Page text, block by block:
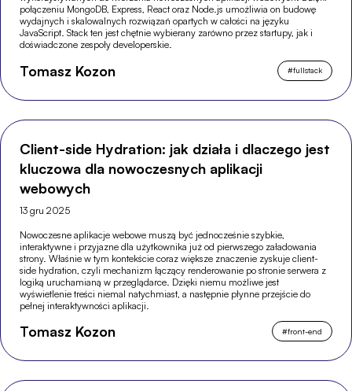
połączeniu MongoDB, Express, React oraz Node.js umożliwia on budowę
wydajnych i skalowalnych rozwiązań opartych w całości na języku
JavaScript. Stack ten jest chętnie wybierany zarówno przez startupy, jak i
doświadczone zespoły developerskie.
Tomasz Kozon #fullstack
Client-side Hydration: jak działa i dlaczego jest
kluczowa dla nowoczesnych aplikacji
webowych
13 gru 2025
Nowoczesne aplikacje webowe muszą być jednocześnie szybkie,
interaktywne i przyjazne dla użytkownika już od pierwszego załadowania
strony. Właśnie w tym kontekście coraz większe znaczenie zyskuje client-
side hydration, czyli mechanizm łączący renderowanie po stronie serwera z
logiką uruchamianą w przeglądarce. Dzięki niemu możliwe jest
wyświetlenie treści niemal natychmiast, a następnie płynne przejście do
pełnej interaktywności aplikacji.
Tomasz Kozon #front-end